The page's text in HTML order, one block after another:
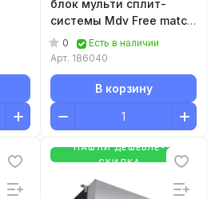
блок мульти сплит-
системы Mdv Free match
MDCA4I-07HRFN8
0
Есть в наличии
Арт. 186040
В корзину
НАШЛИ ДЕШЕВЛЕ-
СКИДКА